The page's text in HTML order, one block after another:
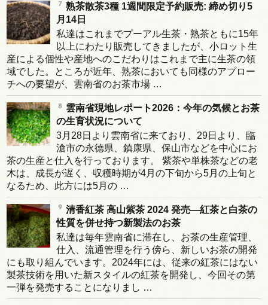
熟茶散茶3種 1週間限定予約販売: 締め切り5
月14日
私達はこれまでプーアル生茶・熟茶ともに15年
以上にわたり販売してきましたが、小ロット生
産による個性や産地へのこだわりはこれまで主に生茶の領
域でした。ところが近年、熟茶においても同様のアプロー
チへの要望が、雲南省のお茶市場 …
雲南省現地レポート2026：今年の気候とお茶
の生育状況について
3月28日より雲南省に来ており、29日より、臨
滄市の永德県、鎮康県、保山市などを中心にお
茶の生産と仕入を行っております。 紫茶や単株茶などの老
木は、成長が遅く、収穫時期が4月の下旬から5月の上旬と
なるため、此方には5月の …
清香紅茶 高山紫茶 2024 発売―紅茶と白茶の
性質を併せ持つ新製法のお茶
私達は毎年雲南省に滞在し、お茶の生産管理、
仕入、流通管理を行う傍ら、新しいお茶の開発
にも取り組んでいます。2024年には、従来の紅茶にはない
製茶技術を用いた新スタイルの紅茶を開発し、今回その第
一弾を発売することになりまし …